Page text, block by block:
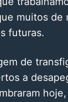
muitos
futuras.
de
a